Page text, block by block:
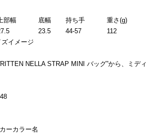
部幅 底幅 持ち手
重さ(g)
23.5 44-57
112
イメージ
NELLA STRAP MINI バッグ”から、ミディ
ーカラー名